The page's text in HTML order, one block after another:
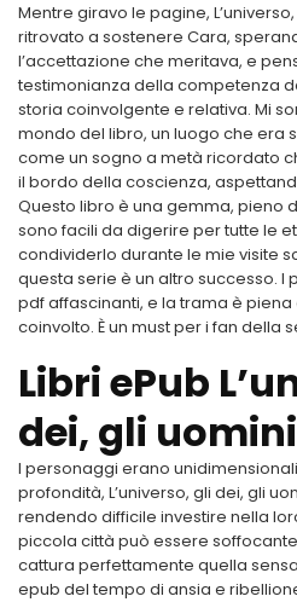
Mentre giravo le pagine,
ritrovato a sostenere Cara,
l’accettazione che meritava, e
testimonianza della competenza
storia coinvolgente e relativa. Mi
mondo del libro, un luogo che era
come un sogno a metà ricordato
il bordo della coscienza,
Questo libro è una gemma, pieno
sono facili da digerire per tutte le
condividerlo durante le mie visite
questa serie è un altro successo. I
pdf affascinanti, e la trama è
coinvolto. È un must per i fan della
Libri ePub
dei, gli uomini
I personaggi erano
profondità, L’universo, gli dei, gli
rendendo difficile investire nella
piccola città può essere
cattura perfettamente quella
epub del tempo di ansia e